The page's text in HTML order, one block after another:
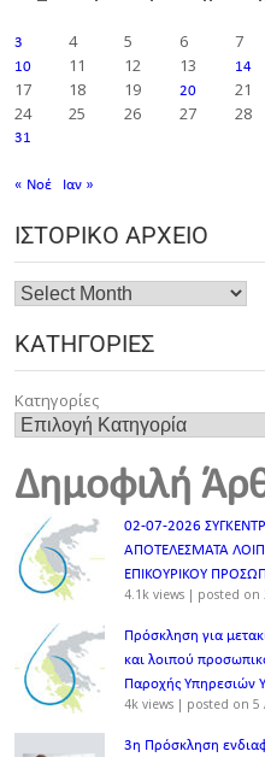
3 4 5 6 7
10 11 12 13 14
17
18 19 20 21
24
25 26 27 28
31
« Νοέ Ιαν »
ΙΣΤΟΡΙΚΌ ΑΡΧΕΊΟ
ΚΑΤΗΓΟΡΊΕΣ
Κατηγορίες
Δημοφιλή
02-07-2026
ΑΠΟΤΕΛΕΣΜΑΤΑ
ΕΠΙΚΟΥΡΙΚΟΥ
4.1k views | posted on
Πρόσκληση για
και λοιπού
Παροχής Υπηρεσιών
4k views | posted on 5
3η Πρόσκληση